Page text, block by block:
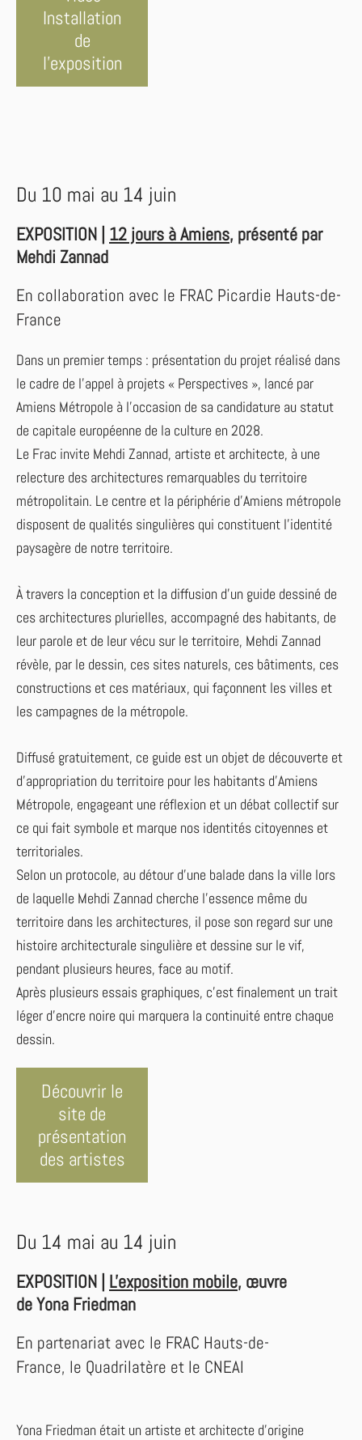
Installation
de
l'exposition
Du 10 mai au 14 juin
EXPOSITION | 12 jours à Amiens, présenté par
Mehdi Zannad
En collaboration avec le FRAC Picardie Hauts-de-
France
Dans un premier temps : présentation du projet réalisé dans
le cadre de l’appel à projets « Perspectives », lancé par
Amiens Métropole à l’occasion de sa candidature au statut
de capitale européenne de la culture en 2028.
Le Frac invite Mehdi Zannad, artiste et architecte, à une
relecture des architectures remarquables du territoire
métropolitain. Le centre et la périphérie d’Amiens métropole
disposent de qualités singulières qui constituent l’identité
paysagère de notre territoire.
À travers la conception et la diffusion d’un guide dessiné de
ces architectures plurielles, accompagné des habitants, de
leur parole et de leur vécu sur le territoire, Mehdi Zannad
révèle, par le dessin, ces sites naturels, ces bâtiments, ces
constructions et ces matériaux, qui façonnent les villes et
les campagnes de la métropole.
Diffusé gratuitement, ce guide est un objet de découverte et
d’appropriation du territoire pour les habitants d’Amiens
Métropole, engageant une réflexion et un débat collectif sur
ce qui fait symbole et marque nos identités citoyennes et
territoriales.
Selon un protocole, au détour d’une balade dans la ville lors
de laquelle Mehdi Zannad cherche l’essence même du
territoire dans les architectures, il pose son regard sur une
histoire architecturale singulière et dessine sur le vif,
pendant plusieurs heures, face au motif.
Après plusieurs essais graphiques, c’est finalement un trait
léger d’encre noire qui marquera la continuité entre chaque
dessin.
Découvrir le
site de
présentation
des artistes
Du 14 mai au 14 juin
EXPOSITION | L'exposition mobile, œuvre
de Yona Friedman
En partenariat avec le FRAC Hauts-de-
France, le Quadrilatère et le CNEAI
Yona Friedman était un artiste et architecte d'origine